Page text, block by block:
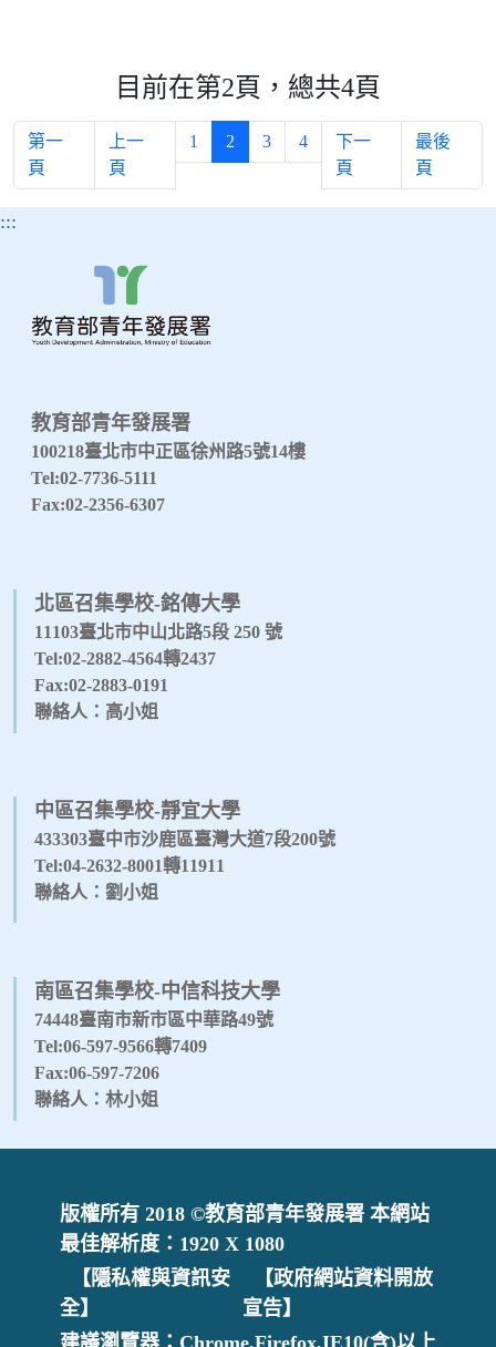
目前在第2頁，總共4頁
第一
頁
上一
頁
1 2 3 4
下一
頁
最後
頁
:::
教育部青年發展署
100218臺北市中正區徐州路5號14樓
Tel:02-7736-5111
Fax:02-2356-6307
北區召集學校-銘傳大學
11103臺北市中山北路5段 250 號
Tel:02-2882-4564轉2437
Fax:02-2883-0191
聯絡人：高小姐
中區召集學校-靜宜大學
433303臺中市沙鹿區臺灣大道7段200號
Tel:04-2632-8001轉11911
聯絡人：劉小姐
南區召集學校-中信科技大學
74448臺南市新市區中華路49號
Tel:06-597-9566轉7409
Fax:06-597-7206
聯絡人：林小姐
版權所有 2018 ©教育部青年發展署 本網站
最佳解析度：1920 X 1080
【隱私權與資訊安
全】
【政府網站資料開放
宣告】
建議瀏覽器：Chrome,Firefox,IE10(含)以上